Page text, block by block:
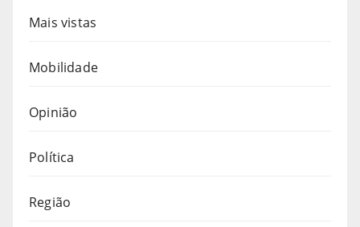
Mais vistas
Mobilidade
Opinião
Política
Região